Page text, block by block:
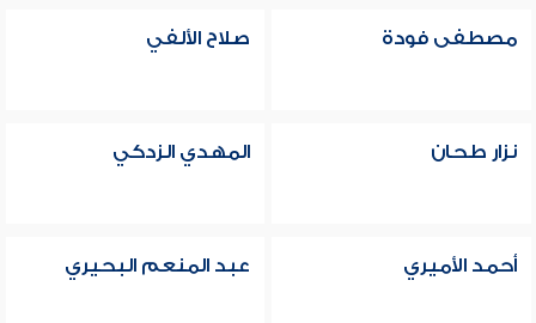
مصطفى فودة صلاح الألفي
نزار طحان المهدي الزدكي
أحمد الأميري عبد المنعم البحيري